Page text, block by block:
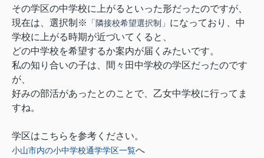
その学区の中学校に上がるといった形だったのですが、
現在は、 選択制※ 「隣接校希望選択制」 になっており、 中
学校に上がる時期が近づいてくると、
どの中学校を希望するか案内が届くみたいです。
私の知り合いの子は、間々田中学校の学区だったのです
が、
好みの部活があったとのことで、乙女中学校に行ってま
すね。
学区はこちらを参考ください。
小山市内の小中学校通学学区一覧へ